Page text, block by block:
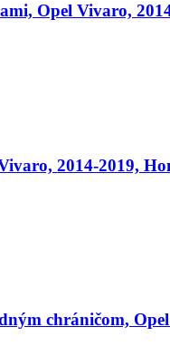
Opel Vivaro,
2014-2019,
chráničom,